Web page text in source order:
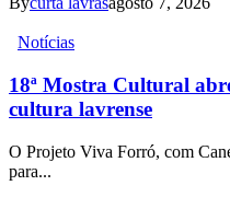
Notícias
18ª Mostra Cultural
cultura lavrense
O Projeto Viva Forró, com
para...